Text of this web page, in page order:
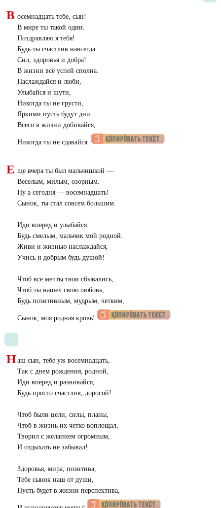
В осемнадцать тебе, сын!
В мире ты такой один.
Поздравляю я тебя!
Будь ты счастлив навсегда.
Сил, здоровья и добра!
В жизни всё успей сполна.
Наслаждайся и люби,
Улыбайся и шути,
Никогда ты не грусти,
Яркими пусть будут дни.
Всего в жизни добивайся,
Никогда ты не сдавайся.
Е ще вчера ты был мальчишкой —
Веселым, милым, озорным.
Ну а сегодня — восемнадцать!
Сынок, ты стал совсем большим.
Иди вперед и улыбайся.
Будь смелым, мальчик мой родной.
Живи и жизнью наслаждайся,
Учись и добрым будь душой!
Чтоб все мечты твои сбывались,
Чтоб ты нашел свою любовь,
Будь позитивным, мудрым, четким,
Сынок, моя родная кровь!
Н аш сын, тебе уж восемнадцать,
Так с днем рождения, родной,
Иди вперед и развивайся,
Будь просто счастлив, дорогой!
Чтоб были цели, силы, планы,
Чтоб в жизнь их четко воплощал,
Творил с желанием огромным,
И отдыхать не забывал!
Здоровья, мира, позитива,
Тебе сынок наш от души,
Пусть будет в жизни перспектива,